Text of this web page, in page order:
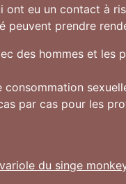
eu un contact à
prendre
des hommes et les
par cas pour les
du singe